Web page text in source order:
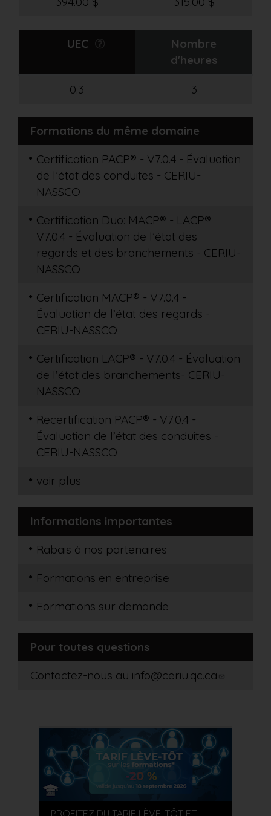
UEC
Nombre
d'heures
0.3 3
Formations du même domaine
Certification PACP® - V7.0.4 - Évaluation
de l’état des conduites - CERIU-
NASSCO
Certification Duo: MACP® - LACP®
V7.0.4 - Évaluation de l’état des
regards et des branchements - CERIU-
NASSCO
Certification MACP® - V7.0.4 -
Évaluation de l’état des regards -
CERIU-NASSCO
Certification LACP® - V7.0.4 - Évaluation
de l’état des branchements- CERIU-
NASSCO
Recertification PACP® - V7.0.4 -
Évaluation de l’état des conduites -
CERIU-NASSCO
voir plus
Informations importantes
Rabais à nos partenaires
Formations en entreprise
Formations sur demande
Pour toutes questions
Contactez-nous au info@ceriu.qc.ca